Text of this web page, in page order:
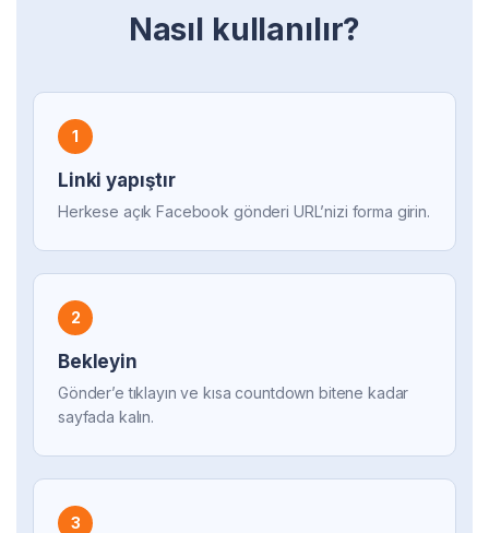
Nasıl kullanılır?
1
Linki yapıştır
Herkese açık Facebook gönderi URL’nizi forma girin.
2
Bekleyin
Gönder’e tıklayın ve kısa countdown bitene kadar
sayfada kalın.
3